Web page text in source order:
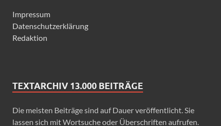
Impressum
Datenschutzerklärung
Redaktion
TEXTARCHIV 13.000 BEITRÄGE
Die meisten Beiträge sind auf Dauer veröffentlicht. Sie
lassen sich mit Wortsuche oder Überschriften aufrufen.